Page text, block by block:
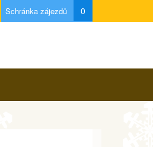
Schránka zájezdů 0